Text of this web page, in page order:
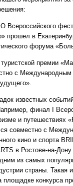
Всероссийского
прошел в
форума
премии
с Международным
известных
финал I
и путешествиях
совместно с
кино и спорта
в Ростове-на-
из самых
страны. Такая
площадке конкурса